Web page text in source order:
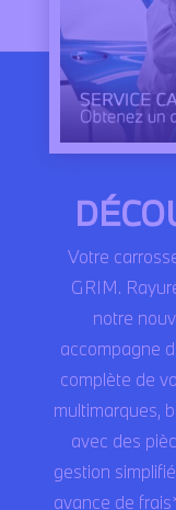
Votre
GRIM.
notre
accompagne
complète de
multimarques,
avec des
gestion
avance de